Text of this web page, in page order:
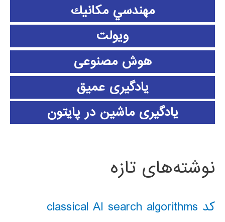
مهندسي مكانيك
ویولت
هوش مصنوعی
یادگیری عمیق
یادگیری ماشین در پایتون
نوشته‌های تازه
کد classical AI search algorithms